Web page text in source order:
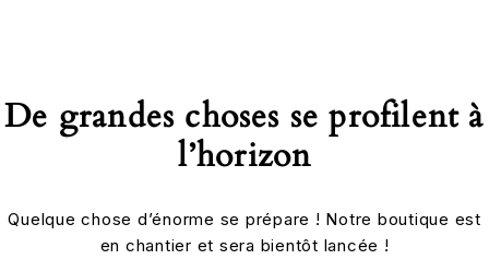
De grandes choses se profilent à
l’horizon
Quelque chose d’énorme se prépare ! Notre boutique est
en chantier et sera bientôt lancée !